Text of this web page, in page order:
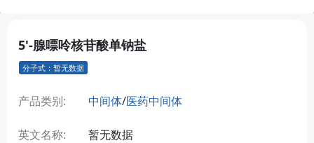
5'-腺嘌呤核苷酸单钠盐
分子式：暂无数据
产品类别: 中间体/医药中间体
英文名称: 暂无数据